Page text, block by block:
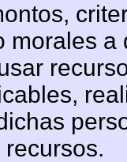
morales